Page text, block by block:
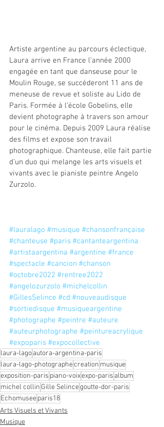
Artiste argentine au parcours éclectique,
Laura arrive en France l’année 2000
engagée en tant que danseuse pour le
Moulin Rouge, se succéderont 11 ans de
meneuse de revue et soliste au Lido de
Paris. Formée à l’école Gobelins, elle
devient photographe à travers son amour
pour le cinéma. Depuis 2009 Laura réalise
des films et expose son travail
photographique. Chanteuse, elle fait partie
d’un duo qui melange les arts visuels et
vivants avec le pianiste peintre Angelo
Zurzolo.
#lauralago #musique #chansonfrançaise
#chanteuse #paris #cantanteargentina
#artistaargentina #argentine #france
#spectacle #cancion #chanson
#octobre2022 #rentree2022
#angelozurzolo #michelcollin
#GillesSelince #cd #nouveaudisque
#sortiedisque #musiqueargentine
#photographe #peintre #auteure
#auteurphotographe #peintureacrylique
#expoparis #expocollective
laura-lagoautora-argentina-paris
laura-lago-photographecreation musique
exposition-paris piano-voixexpo-paris album
michel collin Gille Selincegoutte-dor-paris
Echomuseeparis18
Arts Visuels et Vivants
Musique